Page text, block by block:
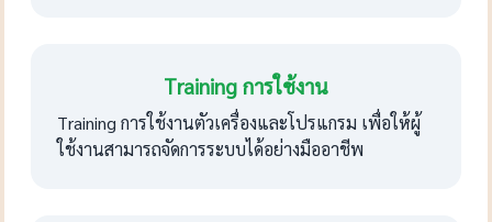
Training การใช้งาน
Training การใช้งานตัวเครื่องและโปรแกรม เพื่อให้ผู้
ใช้งานสามารถจัดการระบบได้อย่างมืออาชีพ